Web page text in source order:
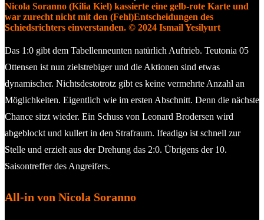
Nicola Soranno (Kilia Kiel) kassierte eine gelb-rote Karte und
war zurecht nicht mit den (Fehl)Entscheidungen des
Schiedsrichters einverstanden. © 2024 Ismail Yesilyurt
Das 1:0 gibt dem Tabellenneunten natürlich Auftrieb. Teutonia 05
Ottensen ist nun zielstrebiger und die Aktionen sind etwas
dynamischer. Nichtsdestotrotz gibt es keine vermehrte Anzahl an
Möglichkeiten. Eigentlich wie im ersten Abschnitt. Denn die nächste
Chance sitzt wieder. Ein Schuss von Leonard Brodersen wird
abgeblockt und kullert in den Strafraum. Ifeadigo ist schnell zur
Stelle und erzielt aus der Drehung das 2:0. Übrigens der 10.
Saisontreffer des Angreifers.
All-in von Nicola Soranno